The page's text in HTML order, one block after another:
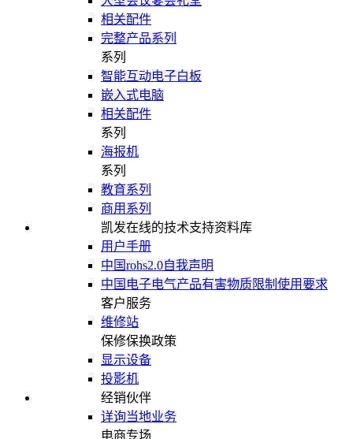
相关配件
完整产品系列
系列
智能互动电子白板
嵌入式电脑
相关配件
系列
海报机
系列
教育系列
商用系列
凯发在线的技术支持资料库
用户手册
中国rohs2.0自我声明
中国电子电气产品有害物质限制使用要求
客户服务
维修站
保修保换政策
显示设备
投影机
经销伙伴
详询当地业务
电商专场